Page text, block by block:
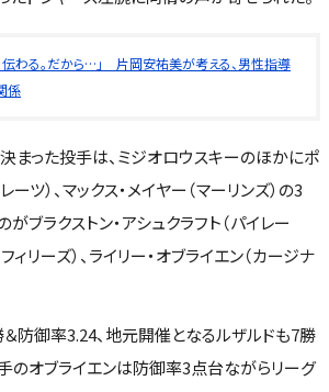
わる。だから…」 片岡安祐美が考える、男性指導
係
まった投手は、ミジオロウスキーのほかにポ
ーツ）、マックス・メイヤー（マーリンズ）の3
ブラクストン・アシュクラフト（パイレー
フィリーズ）、ライリー・オブライエン（カージナ
防御率3.24、地元開催となるルザルドも7勝
のオブライエンは防御率3点台ながらリーグ